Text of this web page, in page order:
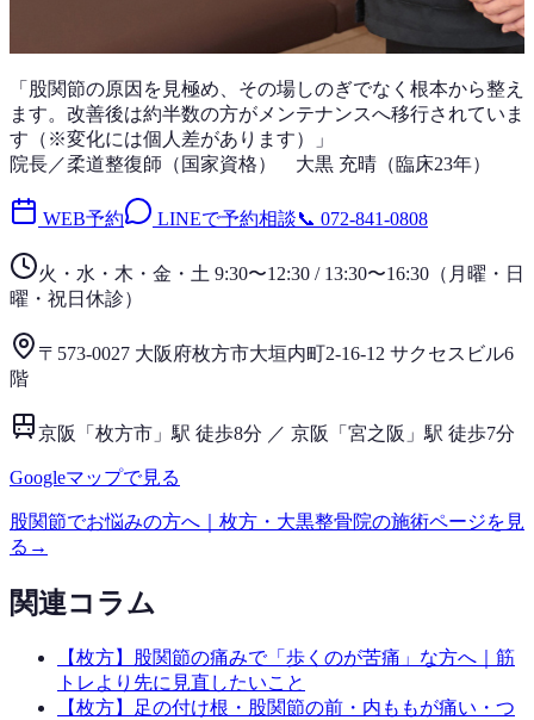
「 股関節の原因を見極め、その場しのぎでなく根本から整え
ます。改善後は約半数の方がメンテナンスへ移行されていま
す（※変化には個人差があります）」
院長／柔道整復師（国家資格）
大黒 充晴 （臨床23年）
WEB予約 LINEで予約相談📞 072-841-0808
火・水・木・金・土 9:30〜12:30 / 13:30〜16:30 （ 月曜・日
曜・祝日 休診）
〒573-0027 大阪府枚方市大垣内町2-16-12 サクセスビル6
階
京阪「枚方市」駅 徒歩8分 ／ 京阪「宮之阪」駅 徒歩7分
Googleマップで見る
股関節でお悩みの方へ｜枚方・大黒整骨院の施術ページを見
る →
関連コラム
【枚方】股関節の痛みで「歩くのが苦痛」な方へ｜筋
トレより先に見直したいこと
【枚方】足の付け根・股関節の前・内ももが痛い・つ